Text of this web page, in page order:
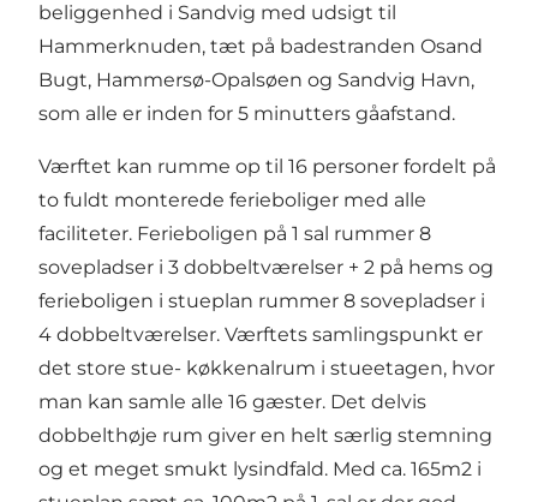
beliggenhed i Sandvig med udsigt til
Hammerknuden, tæt på badestranden Osand
Bugt, Hammersø-Opalsøen og Sandvig Havn,
som alle er inden for 5 minutters gåafstand.
Værftet kan rumme op til 16 personer fordelt på
to fuldt monterede ferieboliger med alle
faciliteter. Ferieboligen på 1 sal rummer 8
sovepladser i 3 dobbeltværelser + 2 på hems og
ferieboligen i stueplan rummer 8 sovepladser i
4 dobbeltværelser. Værftets samlingspunkt er
det store stue- køkkenalrum i stueetagen, hvor
man kan samle alle 16 gæster. Det delvis
dobbelthøje rum giver en helt særlig stemning
og et meget smukt lysindfald. Med ca. 165m2 i